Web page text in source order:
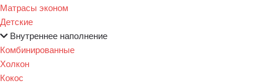
Матрасы эконом
Детские
Внутреннее наполнение
Комбинированные
Холкон
Кокос